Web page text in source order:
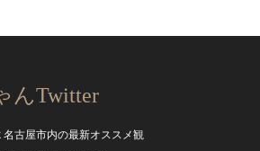
んTwitter
名古屋市内の最新オススメ観